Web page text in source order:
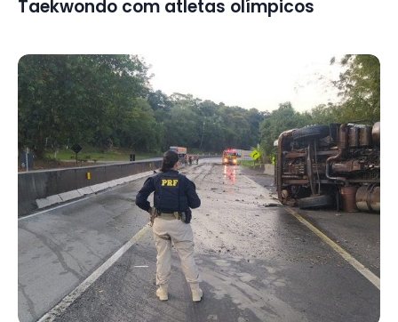
Taekwondo com atletas olímpicos